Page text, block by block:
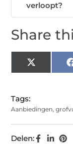
verloopt?
Share
X
(Twitter)
Tags:
Aanbiedingen,
Delen: